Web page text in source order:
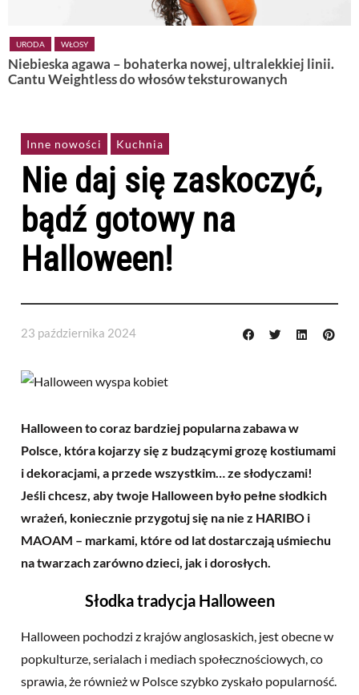
URODA WŁOSY
Niebieska agawa – bohaterka nowej, ultralekkiej linii.
Cantu Weightless do włosów teksturowanych
Inne nowości Kuchnia
Nie daj się zaskoczyć,
bądź gotowy na
Halloween!
23 października 2024
Halloween to coraz bardziej popularna zabawa w
Polsce, która kojarzy się z budzącymi grozę kostiumami
i dekoracjami, a przede wszystkim… ze słodyczami!
Jeśli chcesz, aby twoje Halloween było pełne słodkich
wrażeń, koniecznie przygotuj się na nie z HARIBO i
MAOAM – markami, które od lat dostarczają uśmiechu
na twarzach zarówno dzieci, jak i dorosłych.
Słodka tradycja Halloween
Halloween pochodzi z krajów anglosaskich, jest obecne w
popkulturze, serialach i mediach społecznościowych, co
sprawia, że również w Polsce szybko zyskało popularność.